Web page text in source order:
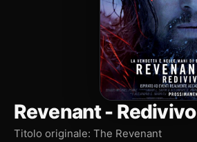
Revenant - Redivivo
Titolo originale: The Revenant